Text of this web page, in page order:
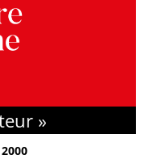
»
2000